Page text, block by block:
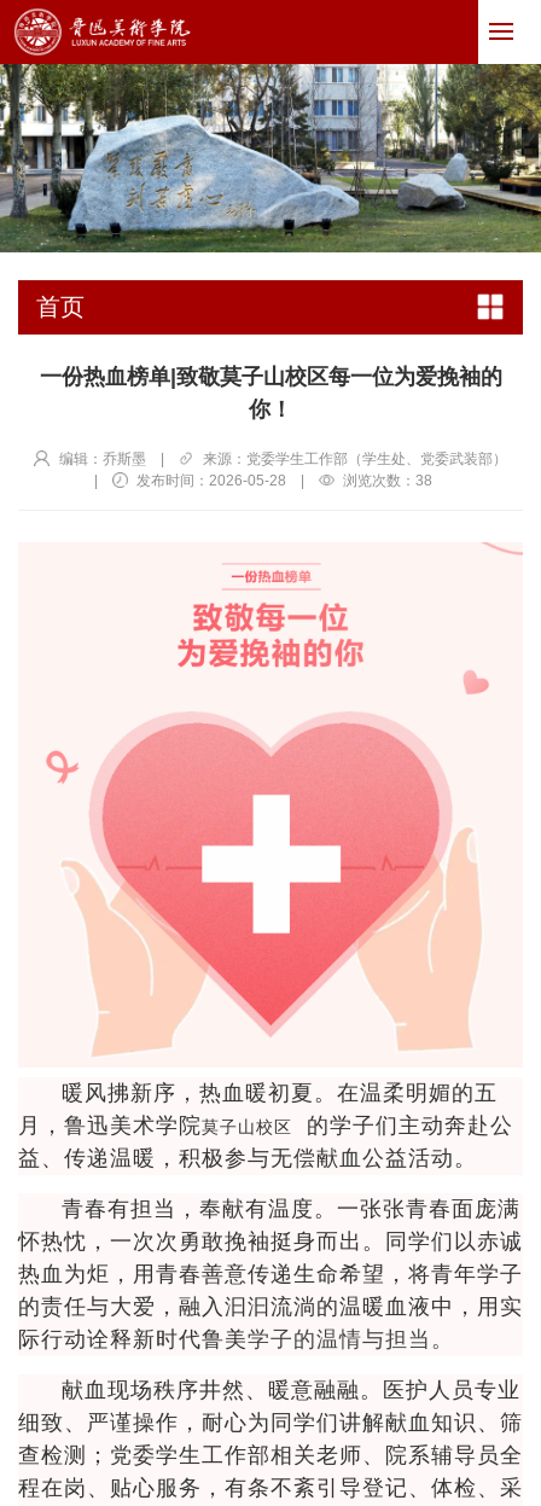
首页
一份热血榜单|致敬莫子山校区每一位为爱挽袖的
你！
编辑：乔斯墨 |
来源：党委学生工作部（学生处、党委武装部）
|
发布时间：2026-05-28 | 浏览次数：38
暖风拂新序，热血暖初夏。在温柔明媚的五
月，鲁迅美术学院莫子山校区
的学子们主动奔赴公
益、传递温暖，积极参与无偿献血公益活动。
青春有担当，奉献有温度。一张张青春面庞满
怀热忱，一次次勇敢挽袖挺身而出。同学们以赤诚
热血为炬，用青春善意传递生命希望，将青年学子
的责任与大爱，融入汩汩流淌的温暖血液中，用实
际行动诠释新时代鲁美学子的温情与担当。
献血现场秩序井然、暖意融融。医护人员专业
细致、严谨操作，耐心为同学们讲解献血知识、筛
查检测；党委学生工作部相关老师、院系辅导员全
程在岗、贴心服务，有条不紊引导登记、体检、采